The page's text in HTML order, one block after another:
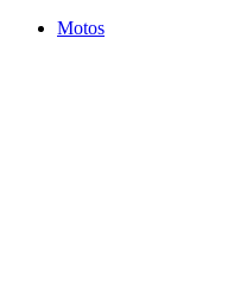
Motos